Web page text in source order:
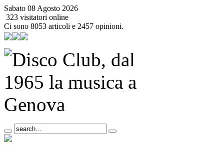
Sabato 08 Agosto 2026
323 visitatori online
Ci sono 8053 articoli e 2457 opinioni.